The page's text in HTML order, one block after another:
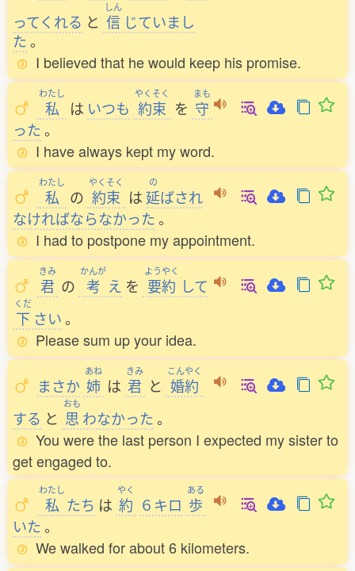
ってくれる と
しん
信 じていまし
た。
I believed that he would keep his promise.
わたし
私 は いつも
やくそく
約束 を
まも
守
った。
I have always kept my word.
わたし
私 の
やくそく
約束 は
の
延ばされ
なければならなかった。
I had to postpone my appointment.
きみ
君 の
かんが
考 え を
ようやく
要約 して
くだ
下 さい。
Please sum up your idea.
まさか
あね
姉 は
きみ
君 と
こんやく
婚約
する と
おも
思 わなかった。
You were the last person I expected my sister to
get engaged to.
わたし
私 たち は
やく
約 ６キロ
ある
歩
いた。
We walked for about 6 kilometers.